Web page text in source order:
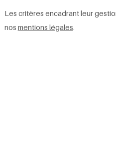
Les critères encadrant leur
nos mentions légales.